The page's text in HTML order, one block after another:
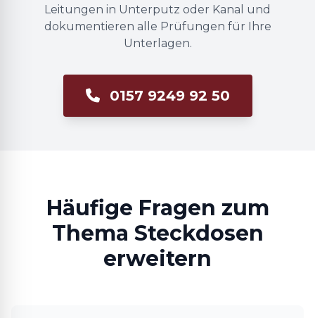
Leitungen in Unterputz oder Kanal und
dokumentieren alle Prüfungen für Ihre
Unterlagen.
0157 9249 92 50
Häufige Fragen zum
Thema Steckdosen
erweitern